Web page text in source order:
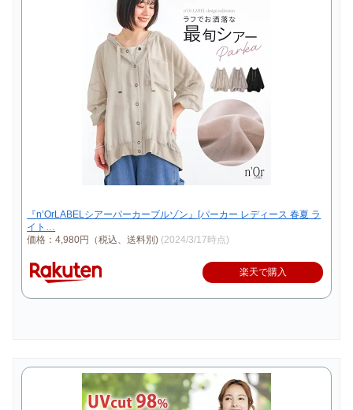
『n’OrLABELシアーパーカーブルゾン』[パーカー レディース 春夏 ラ
イト…
価格：4,980円（税込、送料別) (2024/3/17時点)
楽天で購入